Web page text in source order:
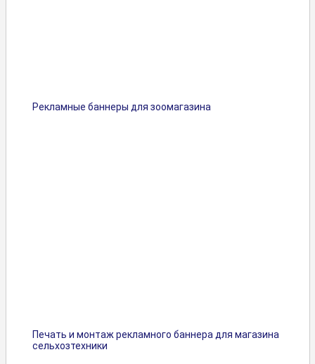
Рекламные баннеры для зоомагазина
Печать и монтаж рекламного баннера для магазина
сельхозтехники